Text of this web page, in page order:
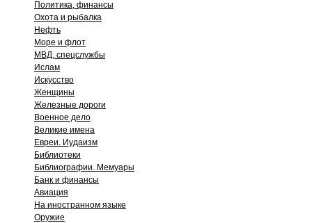
Политика, финансы
Охота и рыбалка
Нефть
Море и флот
МВД, спецслужбы
Ислам
Искусство
Женщины
Железные дороги
Военное дело
Великие имена
Евреи. Иудаизм
Библиотеки
Библиографии. Мемуары
Банк и финансы
Авиация
На иностранном языке
Оружие